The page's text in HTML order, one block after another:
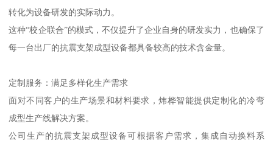
转化为设备研发的实际动力。
这种“校企联合”的模式，不仅提升了企业自身的研发实力，也确保了
每一台出厂的抗震支架成型设备都具备较高的技术含金量。
定制服务：满足多样化生产需求
面对不同客户的生产场景和材料要求，炜桦智能提供定制化的冷弯
成型生产线解决方案。
公司生产的抗震支架成型设备可根据客户需求，集成自动换料系